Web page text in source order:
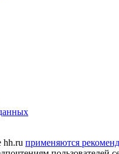
hh.ru применяются